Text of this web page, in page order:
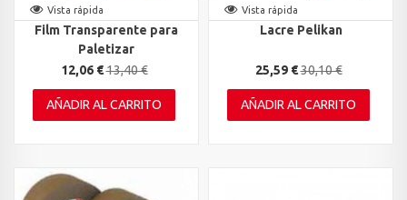
Vista rápida
Film Transparente para
Paletizar
12,06 €13,40 €
AÑADIR AL CARRITO
Vista rápida
Lacre Pelikan
25,59 €30,10 €
AÑADIR AL CARRITO